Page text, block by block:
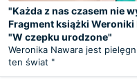
"Każda z nas czasem nie
Fragment książki Weroniki
"W czepku urodzone"
Weronika Nawara jest
ten świat "